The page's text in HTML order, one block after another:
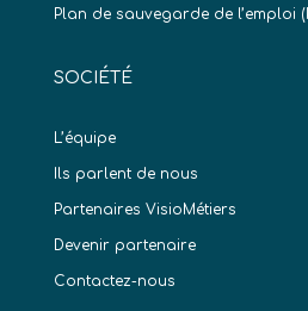
Plan de sauvegarde de l’emploi
SOCIÉTÉ
L’équipe
Ils parlent de nous
Partenaires VisioMétiers
Devenir partenaire
Contactez-nous